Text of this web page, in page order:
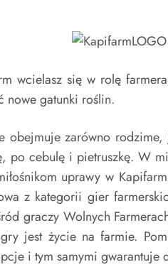
wcielasz się w rolę
nowe gatunki roślin.
obejmuje zarówno
po cebulę i pietruszkę. W
uprawy w
z kategorii gier
graczy Wolnych
gry jest życie na farmie.
i tym samymi gwarantuje